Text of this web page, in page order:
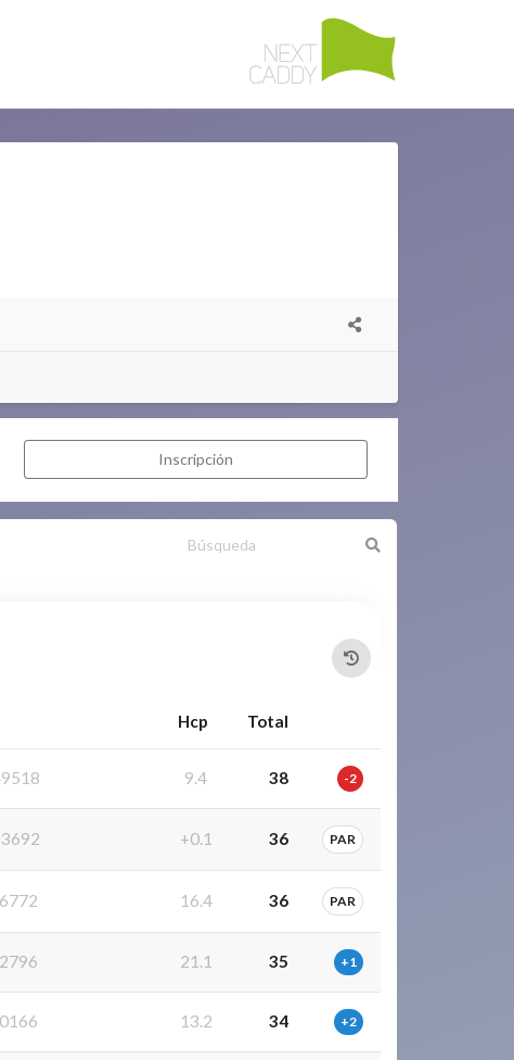
Inscripción
Hcp Total
9.4 38 -2
+0.1 36 PAR
16.4 36 PAR
21.1 35 +1
13.2 34 +2